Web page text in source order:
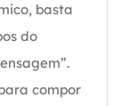
basta
do
compor